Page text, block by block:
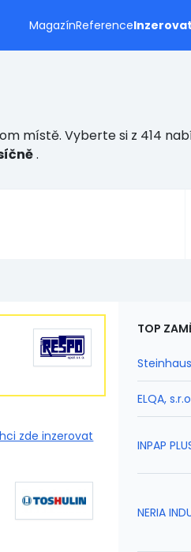
MagazínReference
místě. Vyberte si z 414
.
zde inzerovat
TOP
ELQA,
INPAP
NERIA